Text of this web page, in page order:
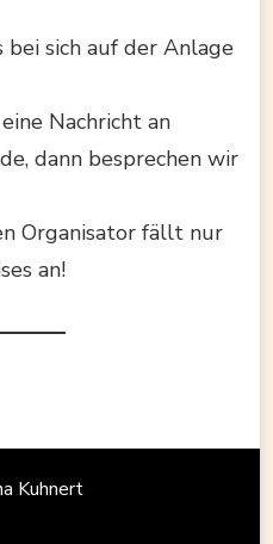
bei sich auf der Anlage
Nachricht an
dann besprechen wir
Organisator fällt nur
an!
Kuhnert